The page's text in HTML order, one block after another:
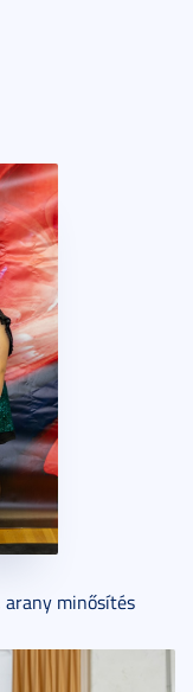
arany minősítés